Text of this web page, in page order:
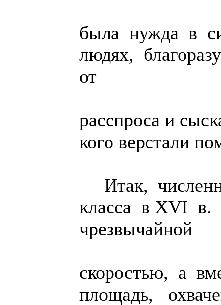
была нужда в
людях,
от
расспроса и
кого верстали
Итак,
класса в XVI
чрезвычайной
скоростью, а
площадь,